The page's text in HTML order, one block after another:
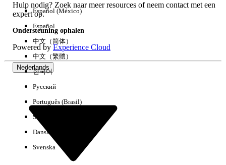
Alles wissen Gereed
Geen resultaten
Hulp nodig? Zoek naar meer resources of neem contact met een
expert op.
Ondersteuning ophalen
Powered byExperience Cloud
Nederlands
Español (México)
Español
中文（简体）
中文（繁體）
한국어
Русский
Português (Brasil)
Suomi
Dansk
Svenska